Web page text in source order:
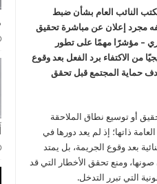
مكتب النائب العام بشأن ضبط
مجرد إعلان عن مباشرة تحقيق
– مؤشرًا مهمًا على تطور
من الاكتفاء برد الفعل بعد وقوع
حماية المجتمع قبل تحقق
أو توسيع نطاق الملاحقة
ذاتها؛ إذ لم يعد دورها في
بعد وقوع الجريمة، بل يمتد
صونها، ومنع تحقق الأخطار التي قد
التي تبرر التدخل.